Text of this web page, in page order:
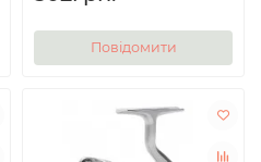
Повідомити